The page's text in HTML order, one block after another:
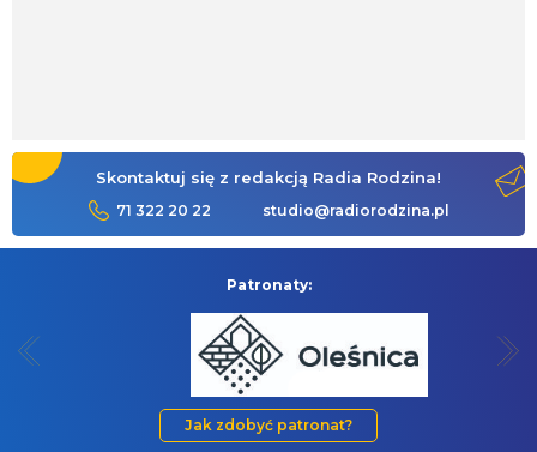
Skontaktuj się z redakcją Radia Rodzina!
71 322 20 22 studio@radiorodzina.pl
Patronaty:
Jak zdobyć patronat?